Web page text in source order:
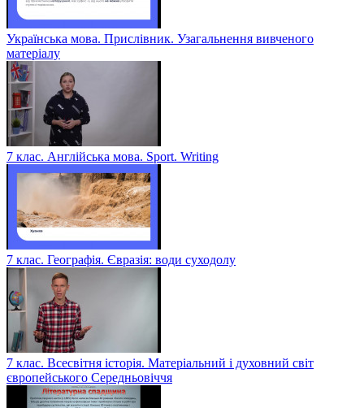
Українська мова. Прислівник. Узагальнення вивченого
матеріалу
7 клас. Англійська мова. Sport. Writing
7 клас. Географія. Євразія: води суходолу
7 клас. Всесвітня історія. Матеріальний і духовний світ
європейського Середньовіччя